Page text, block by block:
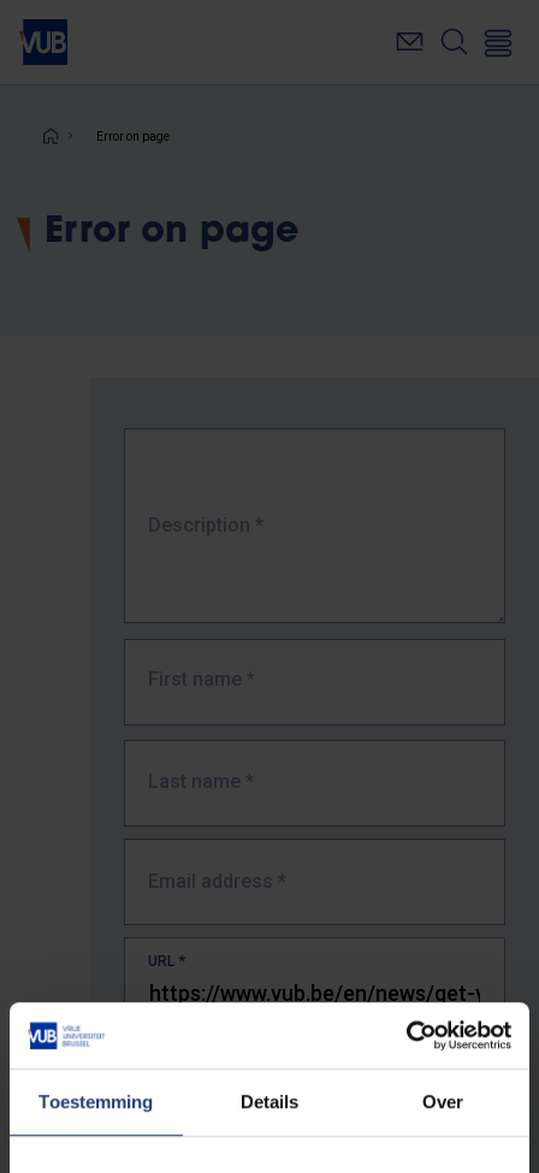
Toestemming Details Over
Skip
main
Breadcrumb
Error on page
Error on page
Description *
First name *
Last name *
Email address *
URL *
The full URL of the page where you encountered the error.